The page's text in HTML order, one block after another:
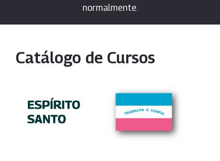
normalmente.
Catálogo de Cursos